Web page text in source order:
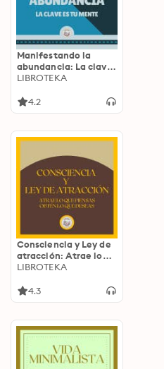
Manifestando la
abundancia: La clave
es tu mente
LIBROTEKA
4.2
Consciencia y Ley de
atracción: Atrae lo
que piensas, obtén lo
LIBROTEKA
4.3